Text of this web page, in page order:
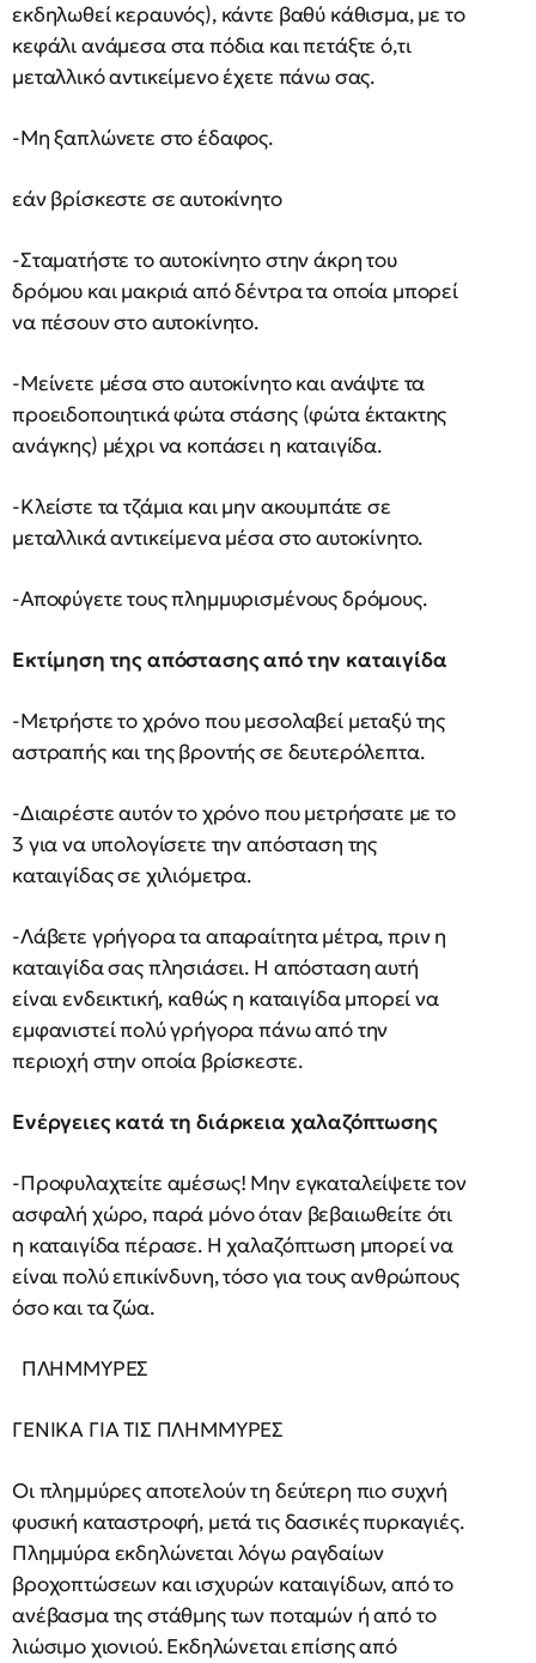
εκδηλωθεί κεραυνός), κάντε βαθύ κάθισμα, με το
κεφάλι ανάμεσα στα πόδια και πετάξτε ό,τι
μεταλλικό αντικείμενο έχετε πάνω σας.
-Μη ξαπλώνετε στο έδαφος.
εάν βρίσκεστε σε αυτοκίνητο
-Σταματήστε το αυτοκίνητο στην άκρη του
δρόμου και μακριά από δέντρα τα οποία μπορεί
να πέσουν στο αυτοκίνητο.
-Μείνετε μέσα στο αυτοκίνητο και ανάψτε τα
προειδοποιητικά φώτα στάσης (φώτα έκτακτης
ανάγκης) μέχρι να κοπάσει η καταιγίδα.
-Κλείστε τα τζάμια και μην ακουμπάτε σε
μεταλλικά αντικείμενα μέσα στο αυτοκίνητο.
-Αποφύγετε τους πλημμυρισμένους δρόμους.
Εκτίμηση της απόστασης από την καταιγίδα
-Μετρήστε το χρόνο που μεσολαβεί μεταξύ της
αστραπής και της βροντής σε δευτερόλεπτα.
-Διαιρέστε αυτόν το χρόνο που μετρήσατε με το
3 για να υπολογίσετε την απόσταση της
καταιγίδας σε χιλιόμετρα.
-Λάβετε γρήγορα τα απαραίτητα μέτρα, πριν η
καταιγίδα σας πλησιάσει. Η απόσταση αυτή
είναι ενδεικτική, καθώς η καταιγίδα μπορεί να
εμφανιστεί πολύ γρήγορα πάνω από την
περιοχή στην οποία βρίσκεστε.
Ενέργειες κατά τη διάρκεια χαλαζόπτωσης
-Προφυλαχτείτε αμέσως! Μην εγκαταλείψετε τον
ασφαλή χώρο, παρά μόνο όταν βεβαιωθείτε ότι
η καταιγίδα πέρασε. Η χαλαζόπτωση μπορεί να
είναι πολύ επικίνδυνη, τόσο για τους ανθρώπους
όσο και τα ζώα.
ΠΛΗΜΜΥΡΕΣ
ΓΕΝΙΚΑ ΓΙΑ ΤΙΣ ΠΛΗΜΜΥΡΕΣ
Οι πλημμύρες αποτελούν τη δεύτερη πιο συχνή
φυσική καταστροφή, μετά τις δασικές πυρκαγιές.
Πλημμύρα εκδηλώνεται λόγω ραγδαίων
βροχοπτώσεων και ισχυρών καταιγίδων, από το
ανέβασμα της στάθμης των ποταμών ή από το
λιώσιμο χιονιού. Εκδηλώνεται επίσης από